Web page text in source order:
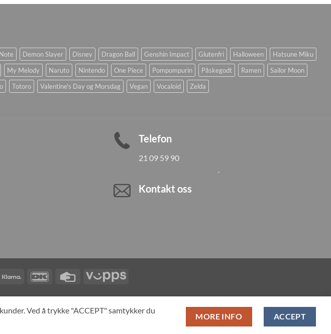
Demon Slayer Disney Dragon Ball Genshin Impact Glutenfri Halloween
Hatsune Miku
My Melody Naruto Nintendo One Piece Pompompurin Påskegodt Ramen
Sailor Moon
Totoro Valentine's Day og Morsdag Vegan Vocaloid Zelda
Telefon
21 09 59 90
Kontakt oss
Klarna DanKort
Credit
Vipps
MIN KONTO ALL PRODUCTS
Ved å trykke "ACCEPT" samtykker du
MORE INFO ACCEPT